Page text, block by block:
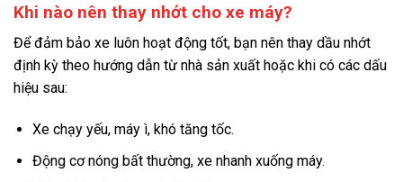
Khi nào nên thay nhớt cho xe máy?
Để đảm bảo xe luôn hoạt động tốt, bạn nên thay dầu nhớt
định kỳ theo hướng dẫn từ nhà sản xuất hoặc khi có các dấu
hiệu sau:
Xe chạy yếu, máy ì, khó tăng tốc.
Động cơ nóng bất thường, xe nhanh xuống máy.